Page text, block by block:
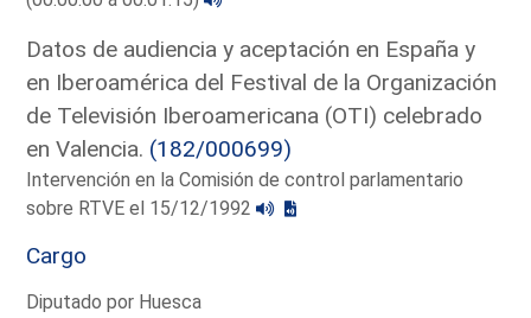
Datos de audiencia y aceptación en España y
en Iberoamérica del Festival de la Organización
de Televisión Iberoamericana (OTI) celebrado
en Valencia. (182/000699)
Intervención en la Comisión de control parlamentario
sobre RTVE el 15/12/1992
Cargo
Diputado por Huesca